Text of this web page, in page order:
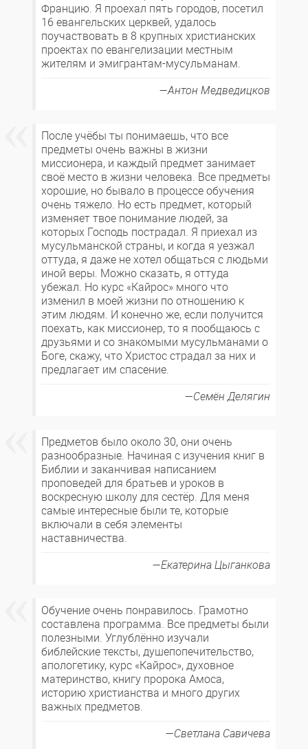
Францию. Я проехал пять городов, посетил
16 евангельских церквей, удалось
поучаствовать в 8 крупных христианских
проектах по евангелизации местным
жителям и эмигрантам-мусульманам.
Антон Медведицков
После учёбы ты понимаешь, что все
предметы очень важны в жизни
миссионера, и каждый предмет занимает
своё место в жизни человека. Все предметы
хорошие, но бывало в процессе обучения
очень тяжело. Но есть предмет, который
изменяет твое понимание людей, за
которых Господь пострадал. Я приехал из
мусульманской страны, и когда я уезжал
оттуда, я даже не хотел общаться с людьми
иной веры. Можно сказать, я оттуда
убежал. Но курс «Кайрос» много что
изменил в моей жизни по отношению к
этим людям. И конечно же, если получится
поехать, как миссионер, то я пообщаюсь с
друзьями и со знакомыми мусульманами о
Боге, скажу, что Христос страдал за них и
предлагает им спасение.
Семён Делягин
Предметов было около 30, они очень
разнообразные. Начиная с изучения книг в
Библии и заканчивая написанием
проповедей для братьев и уроков в
воскресную школу для сестёр. Для меня
самые интересные были те, которые
включали в себя элементы
наставничества.
Екатерина Цыганкова
Обучение очень понравилось. Грамотно
составлена программа. Все предметы были
полезными. Углублённо изучали
библейские тексты, душепопечительство,
апологетику, курс «Кайрос», духовное
материнство, книгу пророка Амоса,
историю христианства и много других
важных предметов.
Светлана Савичева